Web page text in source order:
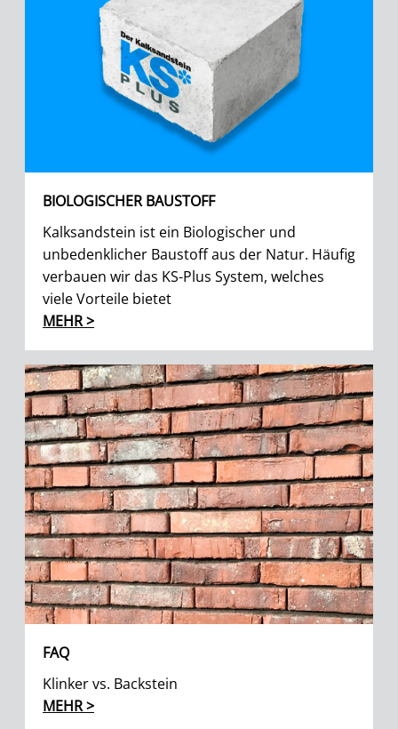
BIOLOGISCHER BAUSTOFF
Kalksandstein ist ein Biologischer und
unbedenklicher Baustoff aus der Natur. Häufig
verbauen wir das KS-Plus System, welches
viele Vorteile bietet
MEHR >
FAQ
Klinker vs. Backstein
MEHR >